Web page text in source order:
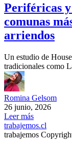
Periféricas
comunas
arriendos
Un estudio de
tradicionales como
Romina Gelsom
26 junio, 2026
Leer más
trabajemos.cl
trabajemos